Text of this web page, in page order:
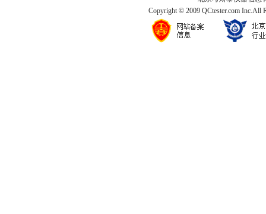
Copyright © 2009 QCtester.com Inc.All